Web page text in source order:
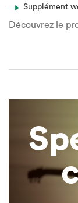
Découvrez le
Supplément